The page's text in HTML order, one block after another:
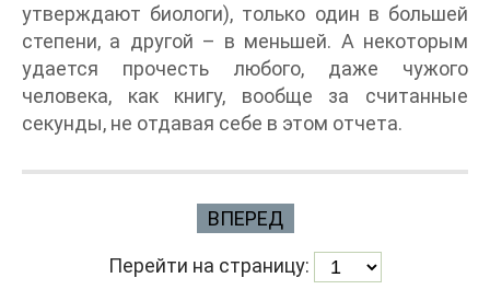
утверждают биологи), только один в большей
степени, а другой – в меньшей. А некоторым
удается прочесть любого, даже чужого
человека, как книгу, вообще за считанные
секунды, не отдавая себе в этом отчета.
ВПЕРЕД
Перейти на страницу: